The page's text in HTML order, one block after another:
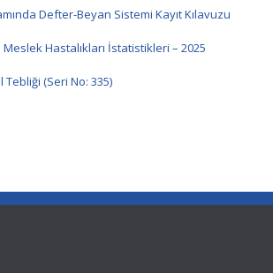
Defter-Beyan Sistemi Kayıt Kılavuzu
Meslek Hastalıkları İstatistikleri – 2025
(Seri No: 335)